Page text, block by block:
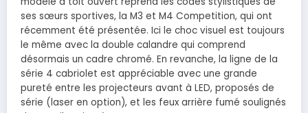
ses sœurs sportives, la M3 et M4 Competition, qui ont
récemment été présentée. Ici le choc visuel est toujours
le même avec la double calandre qui comprend
désormais un cadre chromé. En revanche, la ligne de la
série 4 cabriolet est appréciable avec une grande
pureté entre les projecteurs avant à LED, proposés de
série (laser en option), et les feux arrière fumé soulignés